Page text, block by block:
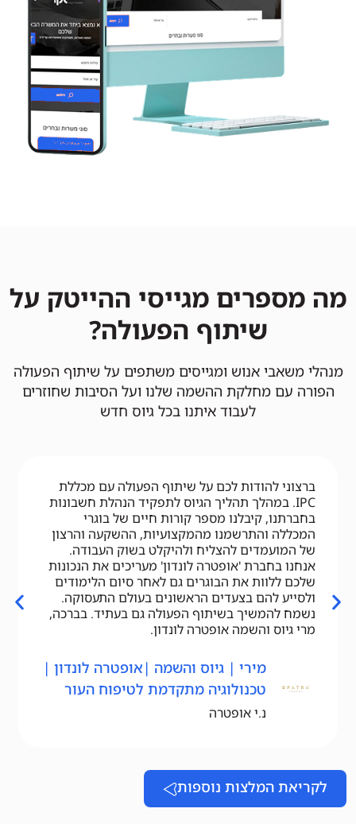
מה מספרים מגייסי ההייטק על
שיתוף הפעולה?
מנהלי משאבי אנוש ומגייסים משתפים על שיתוף הפעולה
הפורה עם מחלקת ההשמה שלנו ועל הסיבות שחוזרים
לעבוד איתנו בכל גיוס חדש
ברצוני להודות לכם על שיתוף הפעולה עם מכללת
IPC. במהלך תהליך הגיוס לתפקיד הנהלת חשבונות
בחברתנו, קיבלנו מספר קורות חיים של בוגרי
המכללה והתרשמנו מהמקצועיות, ההשקעה והרצון
של המועמדים להצליח ולהיקלט בשוק העבודה.
אנחנו בחברת 'אופטרה לונדון' מעריכים את הנכונות
שלכם ללוות את הבוגרים גם לאחר סיום הלימודים
ולסייע להם בצעדים הראשונים בעולם התעסוקה.
נשמח להמשיך בשיתוף הפעולה גם בעתיד. בברכה,
מרי גיוס והשמה אופטרה לונדון.
מירי | גיוס והשמה |אופטרה לונדון |
טכנולוגיה מתקדמת לטיפוח העור
נ.י אופטרה
לקריאת המלצות נוספות